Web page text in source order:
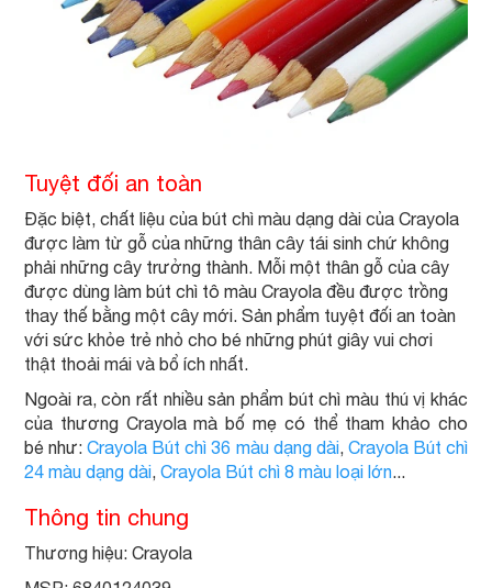
Tuyệt đối an toàn
Đặc biệt, chất liệu của bút chì màu dạng dài của Crayola
được làm từ gỗ của những thân cây tái sinh chứ không
phải những cây trưởng thành. Mỗi một thân gỗ của cây
được dùng làm bút chì tô màu Crayola đều được trồng
thay thế bằng một cây mới. Sản phẩm tuyệt đối an toàn
với sức khỏe trẻ nhỏ cho bé những phút giây vui chơi
thật thoải mái và bổ ích nhất.
Ngoài ra, còn rất nhiều sản phẩm bút chì màu thú vị khác
của thương Crayola mà bố mẹ có thể tham khảo cho
bé như:Crayola Bút chì 36 màu dạng dài, Crayola Bút chì
24 màu dạng dài Crayola Bút chì 8 màu loại lớn
Thông tin chung
Thương hiệu: Crayola